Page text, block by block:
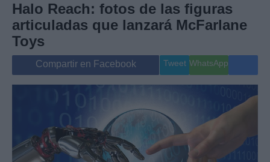
Internacional
Viajes
Gente
Musica
Halo Reach: fotos de las figuras
articuladas que lanzará McFarlane
Toys
Compartir en Facebook Tweet WhatsApp